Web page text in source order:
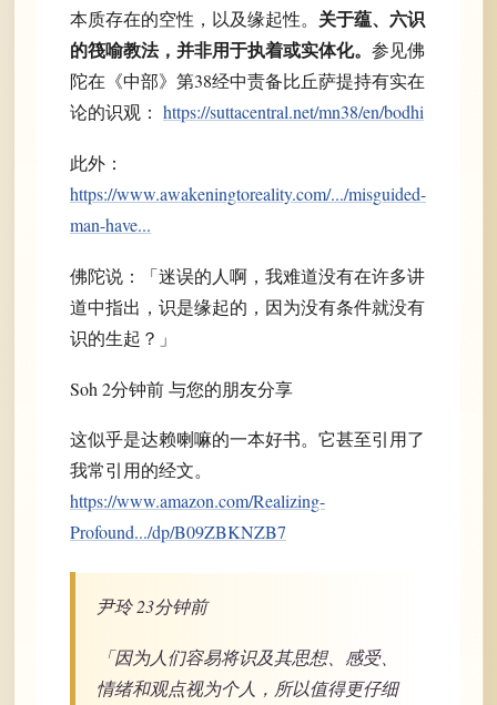
本质存在的空性，以及缘起性。 关于蕴、六识
的筏喻教法，并非用于执着或实体化。 参见佛
陀在《中部》第38经中责备比丘萨提持有实在
论的识观： https://suttacentral.net/mn38/en/bodhi
此外：
https://www.awakeningtoreality.com/.../misguided-
man-have...
佛陀说：「迷误的人啊，我难道没有在许多讲
道中指出，识是缘起的，因为没有条件就没有
识的生起？」
Soh 2分钟前 与您的朋友分享
这似乎是达赖喇嘛的一本好书。它甚至引用了
我常引用的经文。
https://www.amazon.com/Realizing-
Profound.../dp/B09ZBKNZB7
尹玲 23分钟前
「因为人们容易将识及其思想、感受、
情绪和观点视为个人，所以值得更仔细